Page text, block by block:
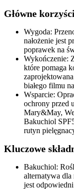
Główne korzyści
Wygoda:
nałożenie jest
poprawek na
Wykończenie:
które pomaga
białego filmu
Wsparcie:
ochrony przed
Mary&May,
Bakuchiol
rutyn
Kluczowe
Bakuchiol:
alternatywa dla
jest